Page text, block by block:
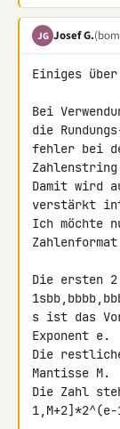
JG Josef G.
Einiges
Bei
die
fehler bei
Damit wird
verstärkt
Ich möchte
Die ersten 2
s ist das
Exponent e.
Die
Mantisse M.
Die Zahl